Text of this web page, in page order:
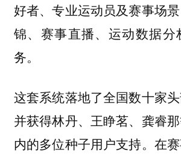
好者、专业运动员及赛事场
锦、赛事直播、运动数据分
务。
这套系统落地了全国数十家头
并获得林丹、王睁茗、龚睿
内的多位种子用户支持。在